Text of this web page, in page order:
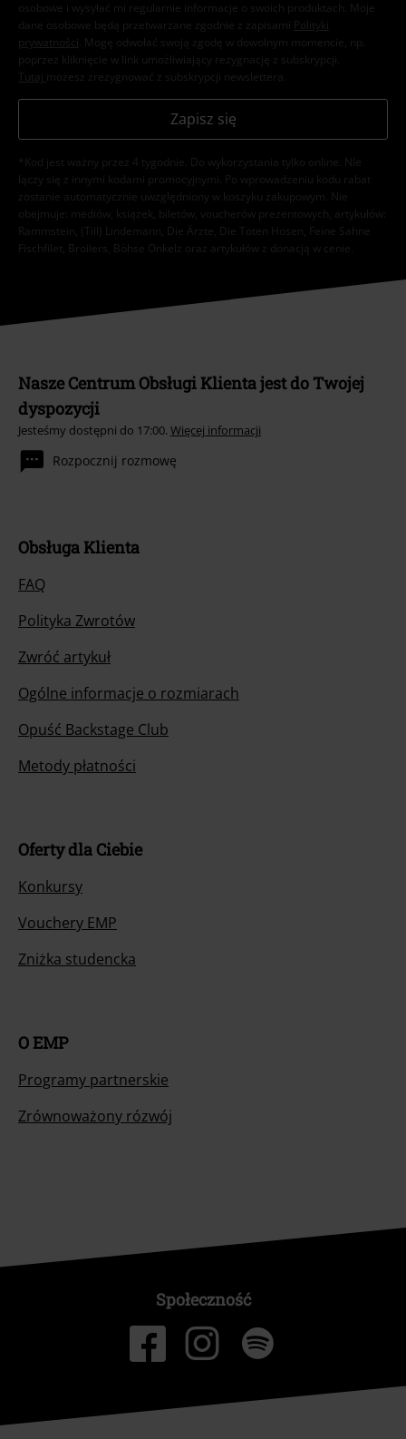
osobowe i wysyłać mi regularnie informacje o swoich produktach. Moje
dane osobowe będą przetwarzane zgodnie z zapisami
Polityki
prywatności . Mogę odwołać swoją zgodę w dowolnym momencie, np.
poprzez kliknięcie w link umożliwiający rezygnację z subskrypcji.
Tutaj możesz zrezygnować z subskrypcji newslettera.
Zapisz się
*Kod jest ważny przez 4 tygodnie. Do wykorzystania tylko online. NIe
łączy się z innymi kodami promocyjnymi. Po wprowadzeniu kodu rabat
zostanie automatycznie uwzględniony w koszyku zakupowym. Nie
obejmuje: mediów, książek, biletów, voucherów prezentowych, artykułów:
Rammstein, (Till) Lindemann, Die Ärzte, Die Toten Hosen, Feine Sahne
Fischfilet, Broilers, Böhse Onkelz oraz artykułów z donacją w cenie.
Nasze Centrum Obsługi Klienta jest do Twojej
dyspozycji
Jesteśmy dostępni do 17:00. Więcej informacji
Rozpocznij rozmowę
Obsługa Klienta
FAQ
Polityka Zwrotów
Zwróć artykuł
Ogólne informacje o rozmiarach
Opuść Backstage Club
Metody płatności
Oferty dla Ciebie
Konkursy
Vouchery EMP
Zniżka studencka
O EMP
Programy partnerskie
Zrównoważony rózwój
Społeczność